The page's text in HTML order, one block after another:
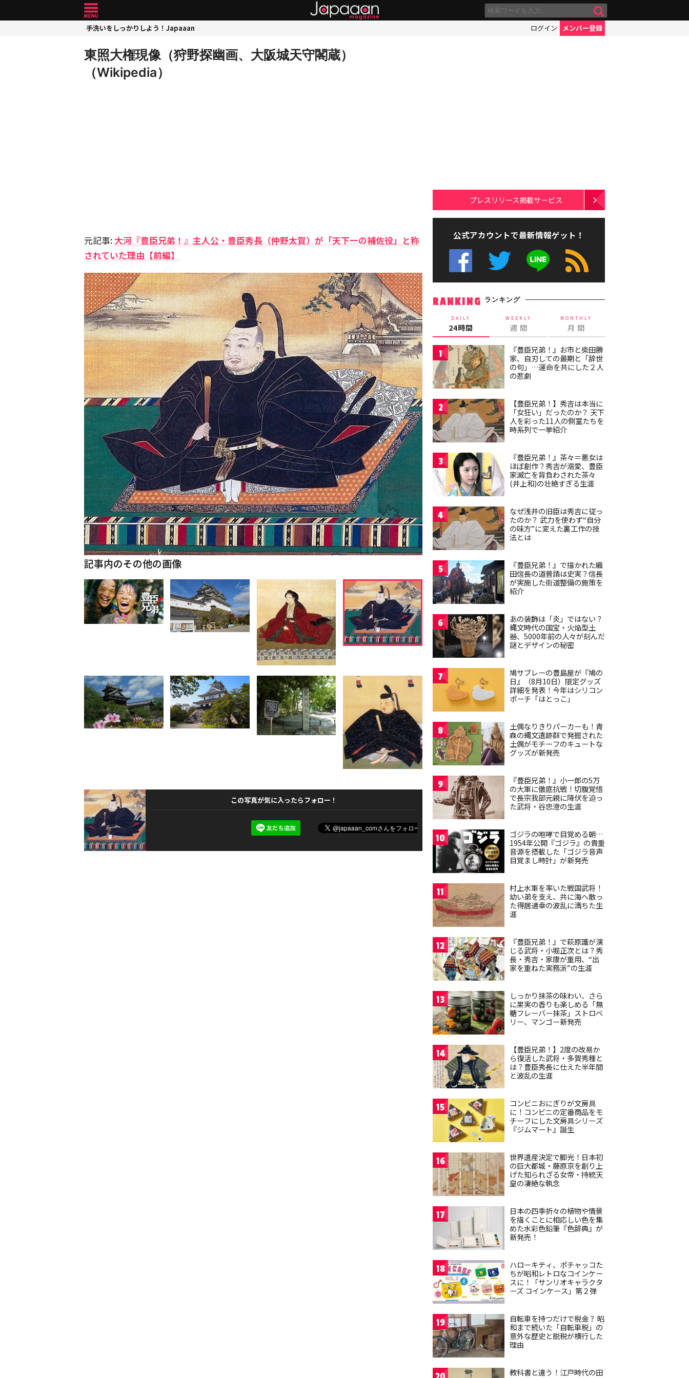
手洗いをしっかりしよう！Japaaan ログイン メンバー登録
東照大権現像（狩野探幽画、大阪城天守閣蔵）
（Wikipedia）
元記事:大河『豊臣兄弟！』主人公・豊臣秀長（仲野太賀）が「天下一の補佐役」と称
されていた理由【前編】
記事内のその他の画像
この写真が気に入ったらフォロー！
プレスリリース掲載サービス
公式アカウントで最新情報ゲット！
RANKING ランキング
DAILY
24時間
WEEKLY
週 間
MONTHLY
月 間
1
『豊臣兄弟！』お市と柴田勝
家、自刃しての最期と「辞世
の句」…運命を共にした２人
の悲劇
2
【豊臣兄弟！】秀吉は本当に
「女狂い」だったのか？ 天下
人を彩った11人の側室たちを
時系列で一挙紹介
3
『豊臣兄弟！』茶々＝悪女は
ほぼ創作？秀吉が溺愛、豊臣
家滅亡を背負わされた茶々
(井上和)の壮絶すぎる生涯
4
なぜ浅井の旧臣は秀吉に従っ
たのか？ 武力を使わず“自分
の味方”に変えた裏工作の技
法とは
5
『豊臣兄弟！』で描かれた織
田信長の道普請は史実？信長
が実施した街道整備の施策を
紹介
6
あの装飾は「炎」ではない？
縄文時代の国宝・火焔型土
器、5000年前の人々が刻んだ
謎とデザインの秘密
7
鳩サブレーの豊島屋が『鳩の
日』（8月10日）限定グッズ
詳細を発表！今年はシリコン
ポーチ「はとっこ」
8
土偶なりきりパーカーも！青
森の縄文遺跡群で発掘された
土偶がモチーフのキュートな
グッズが新発売
9
『豊臣兄弟！』小一郎の5万
の大軍に徹底抗戦！切腹覚悟
で長宗我部元親に降伏を迫っ
た武将・谷忠澄の生涯
10
ゴジラの咆哮で目覚める朝…
1954年公開『ゴジラ』の貴重
音源を搭載した「ゴジラ音声
目覚まし時計」が新発売
11
村上水軍を率いた戦国武将！
幼い弟を支え、共に海へ散っ
た得居通幸の波乱に満ちた生
涯
12
『豊臣兄弟！』で萩原護が演
じる武将・小堀正次とは？秀
長・秀吉・家康が重用、“出
家を重ねた実務派”の生涯
13
しっかり抹茶の味わい、さら
に果実の香りも楽しめる「無
糖フレーバー抹茶」ストロベ
リー、マンゴー新発売
14
【豊臣兄弟！】2度の改易か
ら復活した武将・多賀秀種と
は？豊臣秀長に仕えた半年間
と波乱の生涯
15
コンビニおにぎりが文房具
に！コンビニの定番商品をモ
チーフにした文房具シリーズ
『ジムマート』誕生
16
世界遺産決定で脚光！日本初
の巨大都城・藤原京を創り上
げた知られざる女帝・持統天
皇の凄絶な執念
17
日本の四季折々の植物や情景
を描くことに相応しい色を集
めた水彩色鉛筆『色辞典』が
新発売！
18
ハローキティ、ポチャッコた
ちが昭和レトロなコインケー
スに！「サンリオキャラクタ
ーズ コインケース」第２弾
19
自転車を持つだけで税金？ 昭
和まで続いた「自転車税」の
意外な歴史と脱税が横行した
理由
教科書と違う！江戸時代の田